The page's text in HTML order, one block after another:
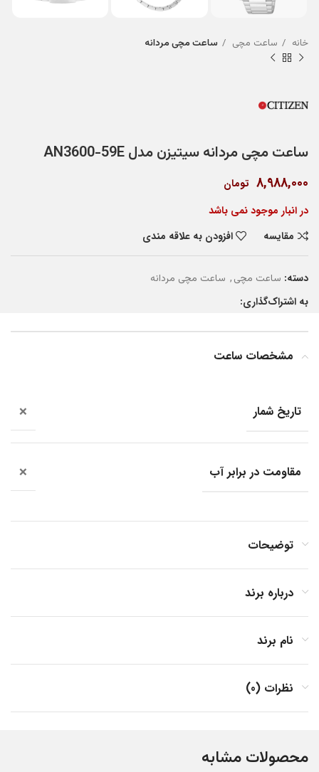
خانه ساعت مچی ساعت مچی مردانه
ساعت مچی مردانه سیتیزن مدل AN3600-59E
8,988,000 تومان
در انبار موجود نمی باشد
مقایسه
افزودن به علاقه مندی
دسته: ساعت مچی, ساعت مچی مردانه
به اشتراک‌گذاری:
مشخصات ساعت
تاریخ شمار ❌
مقاومت در برابر آب ❌
توضیحات
درباره برند
نام برند
نظرات (0)
محصولات مشابه